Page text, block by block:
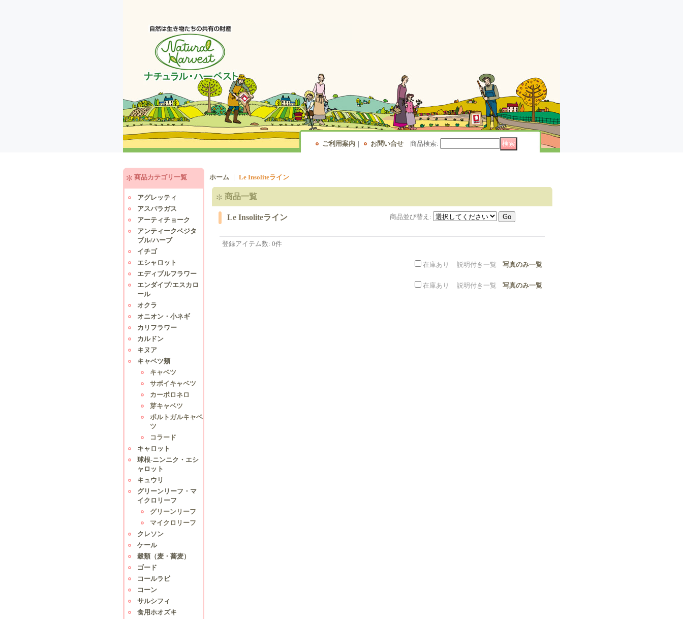
ご利用案内 ｜ お問い合せ 商品検索:
商品カテゴリ一覧
アグレッティ
アスパラガス
アーティチョーク
アンティークベジタ
ブル/ハーブ
イチゴ
エシャロット
エディブルフラワー
エンダイブ/エスカロ
ール
オクラ
オニオン・小ネギ
カリフラワー
カルドン
キヌア
キャベツ類
キャベツ
サボイキャベツ
カーボロネロ
芽キャベツ
ポルトガルキャベ
ツ
コラード
キャロット
球根-ニンニク・エシ
ャロット
キュウリ
グリーンリーフ・マ
イクロリーフ
グリーンリーフ
マイクロリーフ
クレソン
ケール
穀類（麦・蕎麦）
ゴード
コールラビ
コーン
サルシフィ
食用ホオズキ
ホーム Le Insoliteライン
商品一覧
Le Insoliteライン 商品並び替え :
登録アイテム数: 0件
在庫あり 説明付き一覧 写真のみ一覧
在庫あり 説明付き一覧 写真のみ一覧